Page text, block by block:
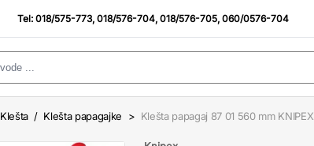
Tel:018/575-773,018/576-704,018/576-705,060/0576-704
Klešta / Klešta papagajke > Klešta papagaj 87 01 560 mm KNIPEX